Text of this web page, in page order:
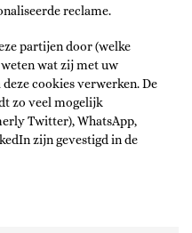
reclame.
partijen door (welke
wat zij met uw
cookies verwerken. De
zo veel mogelijk
Twitter), WhatsApp,
zijn gevestigd in de